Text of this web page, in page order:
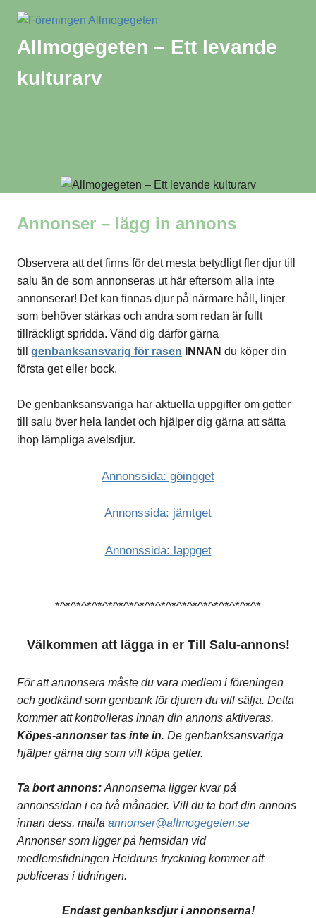
innehåll
Allmogegeten – Ett levande
kulturarv
genbank
Annonser – lägg in annons
Observera att det finns för det mesta betydligt fler djur till
salu än de som annonseras ut här eftersom alla inte
annonserar! Det kan finnas djur på närmare håll, linjer
som behöver stärkas och andra som redan är fullt
tillräckligt spridda. Vänd dig därför gärna
till genbanksansvarig för rasen INNAN du köper din
första get eller bock.
De genbanksansvariga har aktuella uppgifter om getter
till salu över hela landet och hjälper dig gärna att sätta
ihop lämpliga avelsdjur.
Annonssida: göingget
Annonssida: jämtget
Annonssida: lappget
*^*^*^*^*^*^*^*^*^*^*^*^*^*^*^*^*^*^*^*
Välkommen att lägga in er Till Salu-annons!
För att annonsera måste du vara medlem i föreningen
och godkänd som genbank för djuren du vill sälja. Detta
kommer att kontrolleras innan din annons aktiveras.
Köpes-annonser tas inte in. De genbanksansvariga
hjälper gärna dig som vill köpa getter.
Ta bort annons: Annonserna ligger kvar på
annonssidan i ca två månader. Vill du ta bort din annons
innan dess, maila annonser@allmogegeten.se
Annonser som ligger på hemsidan vid
medlemstidningen Heidruns tryckning kommer att
publiceras i tidningen.
Endast genbanksdjur i annonserna!